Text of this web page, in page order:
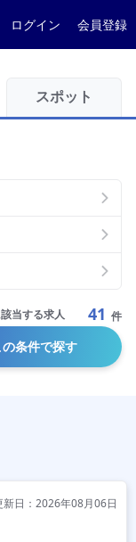
ログイン 会員登録
スポット
当する求人 41 件
の条件で探す
新日：2026年08月06日